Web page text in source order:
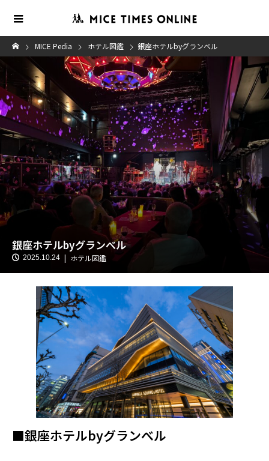
MICE Pedia ホテル図鑑 銀座ホテルbyグランべル
銀座ホテルbyグランべル
2025.10.24 ホテル図鑑
■銀座ホテルbyグランべル